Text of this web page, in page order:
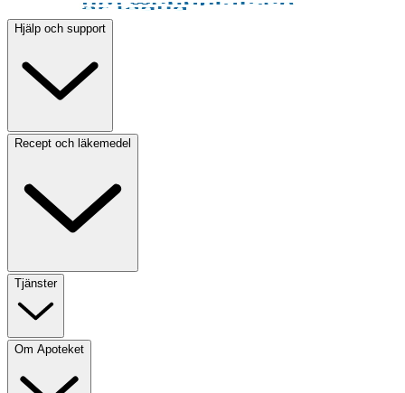
Hjälp och support
Recept och läkemedel
Tjänster
Om Apoteket